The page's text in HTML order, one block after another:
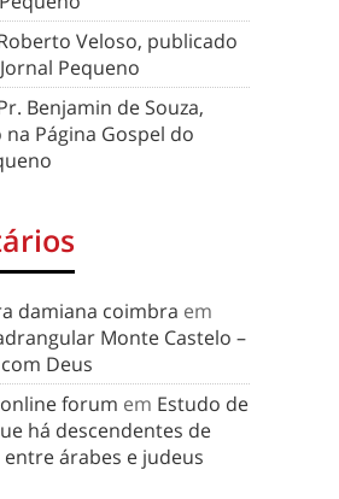
Veloso, publicado
Pequeno
Benjamin de Souza,
Página Gospel do
damiana coimbra em
Monte Castelo –
Deus
forum em Estudo de
há descendentes de
entre árabes e judeus